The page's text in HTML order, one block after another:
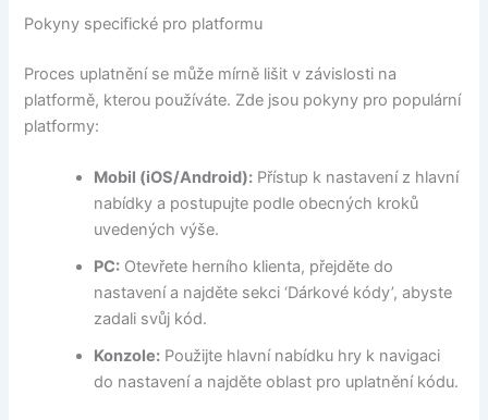
Pokyny specifické pro platformu
Proces uplatnění se může mírně lišit v závislosti na
platformě, kterou používáte. Zde jsou pokyny pro populární
platformy:
Mobil (iOS/Android): Přístup k nastavení z hlavní
nabídky a postupujte podle obecných kroků
uvedených výše.
PC: Otevřete herního klienta, přejděte do
nastavení a najděte sekci ‘Dárkové kódy’, abyste
zadali svůj kód.
Konzole: Použijte hlavní nabídku hry k navigaci
do nastavení a najděte oblast pro uplatnění kódu.